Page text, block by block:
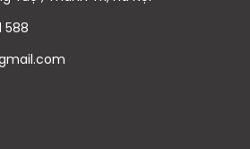
588